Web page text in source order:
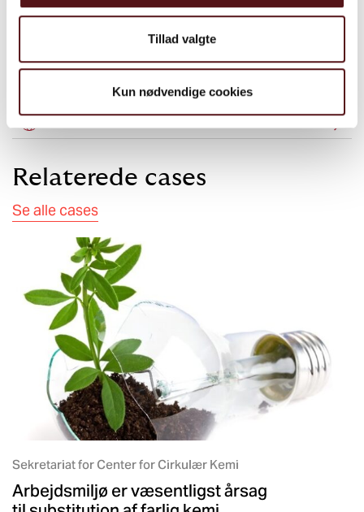
Tillad valgte
Kun nødvendige cookies
Supplerende information
Kemiske produkter
Hvad kan man forvente af disse datablade?
Relaterede cases​​​
Se alle cases
Sekretariat for Center for Cirkulær Kemi
Arbejdsmiljø er væsentligst årsag